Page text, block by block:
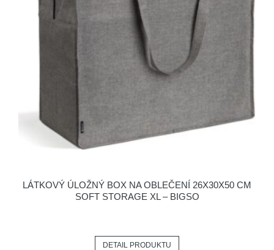
LÁTKOVÝ ÚLOŽNÝ BOX NA OBLEČENÍ 26X30X50 CM
SOFT STORAGE XL – BIGSO
DETAIL PRODUKTU